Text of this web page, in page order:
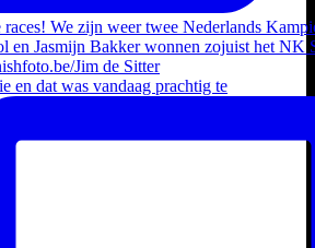
en dat was vandaag prachtig te